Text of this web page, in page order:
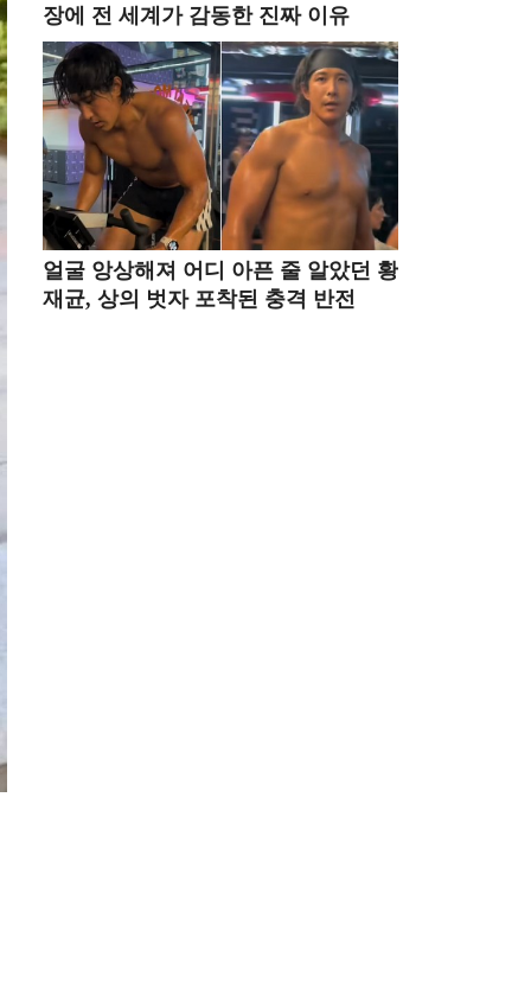
장에 전 세계가 감동한 진짜 이유
얼굴 앙상해져 어디 아픈 줄 알았던 황
재균, 상의 벗자 포착된 충격 반전